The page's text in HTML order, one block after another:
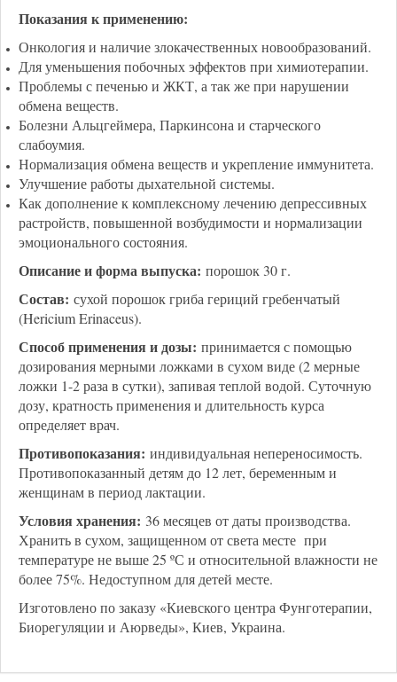
Показания к применению:
Онкология и наличие злокачественных новообразований.
Для уменьшения побочных эффектов при химиотерапии.
Проблемы с печенью и ЖКТ, а так же при нарушении
обмена веществ.
Болезни Альцгеймера, Паркинсона и старческого
слабоумия.
Нормализация обмена веществ и укрепление иммунитета.
Улучшение работы дыхательной системы.
Как дополнение к комплексному лечению депрессивных
растройств, повышенной возбудимости и нормализации
эмоционального состояния.
Описание и форма выпуска: порошок 30 г.
Состав: сухой порошок гриба гериций гребенчатый
(Hericium Erinaceus).
Способ применения и дозы: принимается с помощью
дозирования мерными ложками в сухом виде (2 мерные
ложки 1-2 раза в сутки), запивая теплой водой. Суточную
дозу, кратность применения и длительность курса
определяет врач.
Противопоказания: индивидуальная непереносимость.
Противопоказанный детям до 12 лет, беременным и
женщинам в период лактации.
Условия хранения: 36 месяцев от даты производства.
Хранить в сухом, защищенном от света месте при
температуре не выше 25 ºС и относительной влажности не
более 75%. Недоступном для детей месте.
Изготовлено по заказу «Киевского центра Фунготерапии,
Биорегуляции и Аюрведы», Киев, Украина.